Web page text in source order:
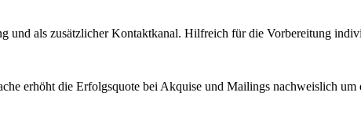
und als zusätzlicher Kontaktkanal. Hilfreich für die Vorbereitung
erhöht die Erfolgsquote bei Akquise und Mailings nachweislich um